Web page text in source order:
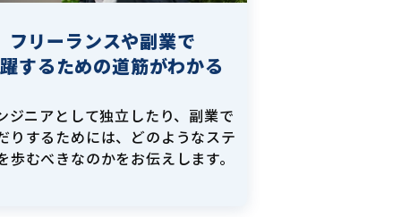
フリーランスや副業で
するための道筋がわかる
ジニアとして独立したり、副業で
りするためには、どのようなステ
歩むべきなのかをお伝えします。